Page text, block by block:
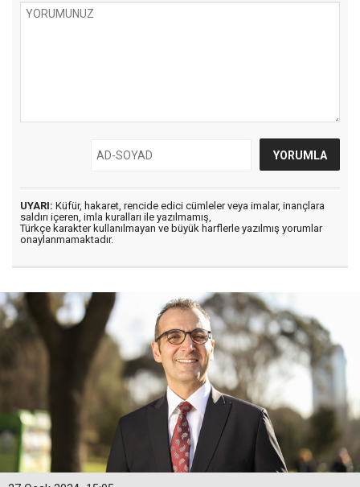
UYARI: Küfür, hakaret, rencide edici cümleler veya imalar, inançlara
saldırı içeren, imla kuralları ile yazılmamış,
Türkçe karakter kullanılmayan ve büyük harflerle yazılmış yorumlar
onaylanmamaktadır.